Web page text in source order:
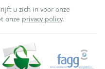
u zich in voor onze
onze privacy policy.